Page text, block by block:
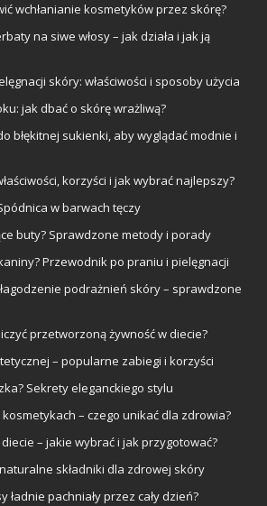
wchłanianie kosmetyków przez skórę?
na siwe włosy – jak działa i jak ją
skóry: właściwości i sposoby użycia
jak dbać o skórę wrażliwą?
błękitnej sukienki, aby wyglądać modnie i
korzyści i jak wybrać najlepszy?
w barwach tęczy
buty? Sprawdzone metody i porady
Przewodnik po praniu i pielęgnacji
podrażnień skóry – sprawdzone
przetworzoną żywność w diecie?
– popularne zabiegi i korzyści
Sekrety eleganckiego stylu
– czego unikać dla zdrowia?
– jakie wybrać i jak przygotować?
składniki dla zdrowej skóry
ładnie pachniały przez cały dzień?